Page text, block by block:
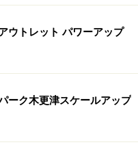
ウトレット パワーアップ
ーク木更津スケールアップ